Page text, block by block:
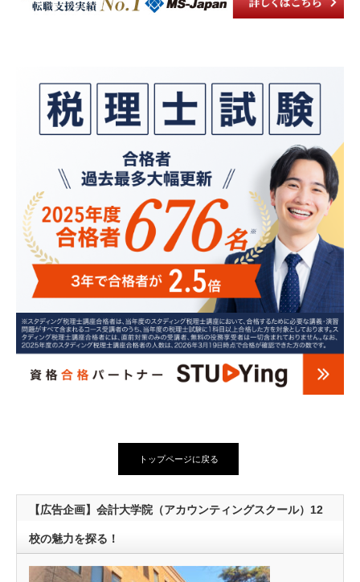
トップページに戻る
【広告企画】会計大学院（アカウンティングスクール）12
校の魅力を探る！